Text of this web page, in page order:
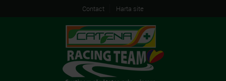
Contact Harta site